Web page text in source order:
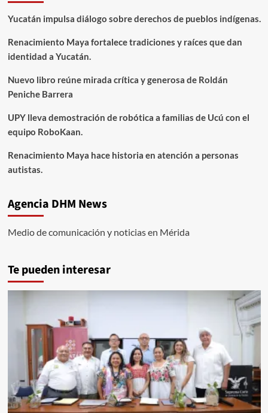
Yucatán impulsa diálogo sobre derechos de pueblos indígenas.
Renacimiento Maya fortalece tradiciones y raíces que dan
identidad a Yucatán.
Nuevo libro reúne mirada crítica y generosa de Roldán
Peniche Barrera
UPY lleva demostración de robótica a familias de Ucú con el
equipo RoboKaan.
Renacimiento Maya hace historia en atención a personas
autistas.
Agencia DHM News
Medio de comunicación y noticias en Mérida
Te pueden interesar